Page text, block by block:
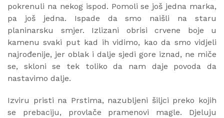
pokrenuli na nekog ispod. Pomoli se još jedna marka,
pa još jedna. Ispade da smo naišli na staru
planinarsku smjer. Izlizani obrisi crvene boje u
kamenu svaki put kad ih vidimo, kao da smo vidjeli
najrođenije, jer oblak i dalje sjedi gore iznad, ne miče
se, skloni se tek toliko da nam daje povoda da
nastavimo dalje.
Izviru pristi na Prstima, nazubljeni šiljci preko kojih
se prebaciju, provlače pramenovi magle. Djeluju